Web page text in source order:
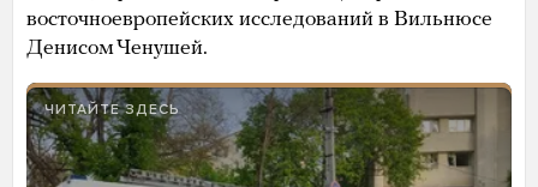
восточноевропейских исследований в Вильнюсе
Денисом Ченушей.
ЧИТАЙТЕ ЗДЕСЬ